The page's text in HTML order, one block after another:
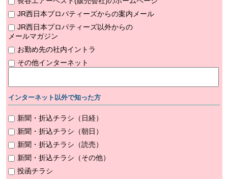
JR西日本プロパティーズからの案内メール
JR西日本プロパティーズ以外からの
メールマガジン
お勤め先の社内イントラ
その他インターネット
インターネット以外で知った方
新聞・折込チラシ（日経）
新聞・折込チラシ（朝日）
新聞・折込チラシ（読売）
新聞・折込チラシ（その他）
投函チラシ